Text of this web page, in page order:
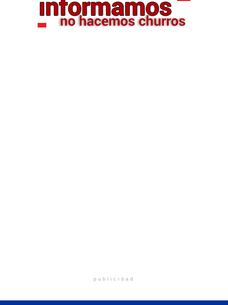
publicidad